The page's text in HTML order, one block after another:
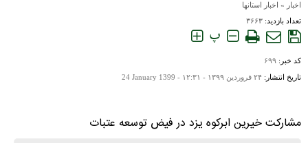
اخبار » اخبار استانها
تعداد بازدید: ۳۶۶۳
پ
کد خبر: ۶۹۹
تاریخ انتشار: ۲۴ فروردين ۱۳۹۹ - ۱۲:۳۱ - 24 January 1399
مشارکت خیرین ابرکوه یزد در فیض توسعه عتبات